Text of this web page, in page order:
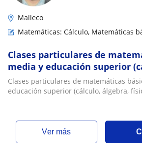
Malleco
Matemáticas: Cálculo, Matemáticas
Clases particulares de
media y educación superior
física)
Clases particulares de matemáticas
educación superior (cálculo, álgebra,
ver más